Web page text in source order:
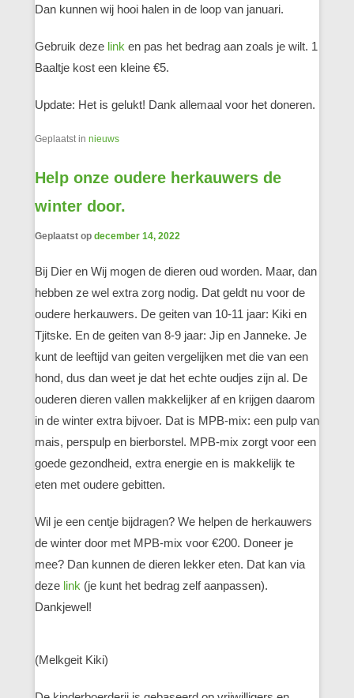
Dan kunnen wij hooi halen in de loop van januari.
Gebruik deze link en pas het bedrag aan zoals je wilt. 1
Baaltje kost een kleine €5.
Update: Het is gelukt! Dank allemaal voor het doneren.
Geplaatst in nieuws
Help onze oudere herkauwers de
winter door.
Geplaatst op december 14, 2022
Bij Dier en Wij mogen de dieren oud worden. Maar, dan
hebben ze wel extra zorg nodig. Dat geldt nu voor de
oudere herkauwers. De geiten van 10-11 jaar: Kiki en
Tjitske. En de geiten van 8-9 jaar: Jip en Janneke. Je
kunt de leeftijd van geiten vergelijken met die van een
hond, dus dan weet je dat het echte oudjes zijn al. De
ouderen dieren vallen makkelijker af en krijgen daarom
in de winter extra bijvoer. Dat is MPB-mix: een pulp van
mais, perspulp en bierborstel. MPB-mix zorgt voor een
goede gezondheid, extra energie en is makkelijk te
eten met oudere gebitten.
Wil je een centje bijdragen? We helpen de herkauwers
de winter door met MPB-mix voor €200. Doneer je
mee? Dan kunnen de dieren lekker eten. Dat kan via
deze link (je kunt het bedrag zelf aanpassen).
Dankjewel!
(Melkgeit Kiki)